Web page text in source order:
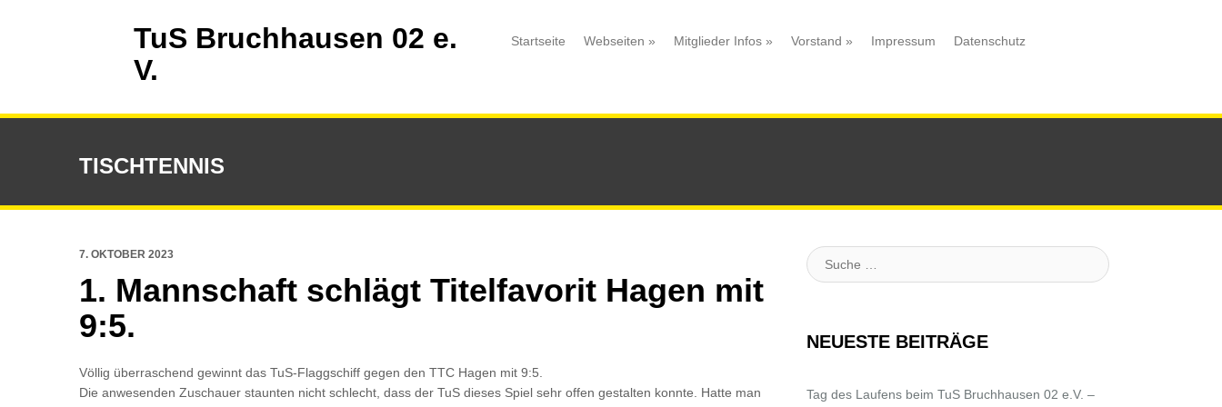
TuS Bruchhausen 02 e.
V.
Startseite Webseiten » Mitglieder Infos » Vorstand » Impressum Datenschutz
TISCHTENNIS
7. OKTOBER 2023
1. Mannschaft schlägt Titelfavorit Hagen mit
9:5.
Völlig überraschend gewinnt das TuS-Flaggschiff gegen den TTC Hagen mit 9:5.
Die anwesenden Zuschauer staunten nicht schlecht, dass der TuS dieses Spiel sehr offen gestalten konnte. Hatte man
Suche
:
NEUESTE BEITRÄGE
Tag des Laufens beim TuS Bruchhausen 02 e.V. –